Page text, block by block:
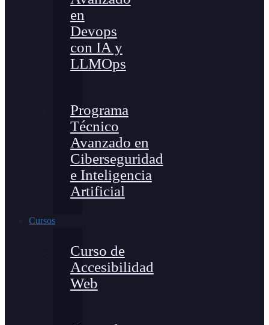
en
Devops
con IA y
LLMOps
Programa
Técnico
Avanzado en
Ciberseguridad
e Inteligencia
Artificial
Cursos
Curso de
Accesibilidad
Web